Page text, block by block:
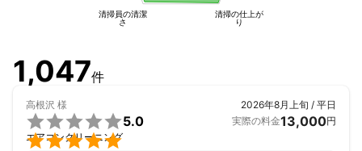
清掃の仕上が
り
清掃員の清潔
さ
1,047件
高根沢 様


5.0
エアコンクリーニング
2026年8月上旬 / 平日
実際の料金13,000円